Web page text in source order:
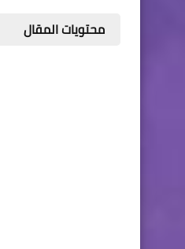
محتويات المقال